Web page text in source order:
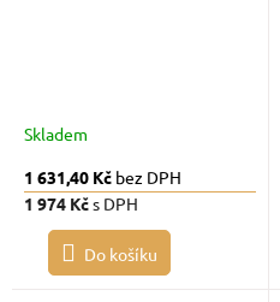
Skladem
1 631,40 Kč bez DPH
1 974 Kčs DPH
Do košíku